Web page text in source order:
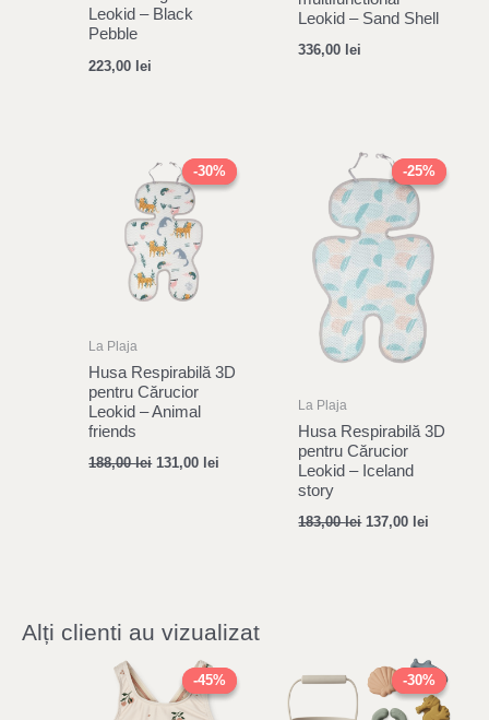
Leokid – Black
Pebble
223,00 lei
Leokid – Sand Shell
336,00 lei
-30%
-30%
La Plaja
Husa Respirabilă 3D
pentru Cărucior
Leokid – Animal
friends
188,00lei
price
was:
188,00 lei.
131,00 lei
price
is:
-25%
-25%
La Plaja
Husa Respirabilă 3D
pentru Cărucior
Leokid – Iceland
story
183,00lei
price
was:
183,00 lei.
137,00 lei
price
is:
Alți clienti au vizualizat
-45%
-45%
price
was:
246,00 lei.
price
is:
-30%
-30%
Original
price
was:
232,00 lei.
price
is:
162,00